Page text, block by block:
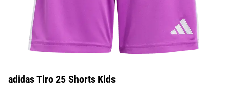
adidas Tiro 25 Shorts Kids